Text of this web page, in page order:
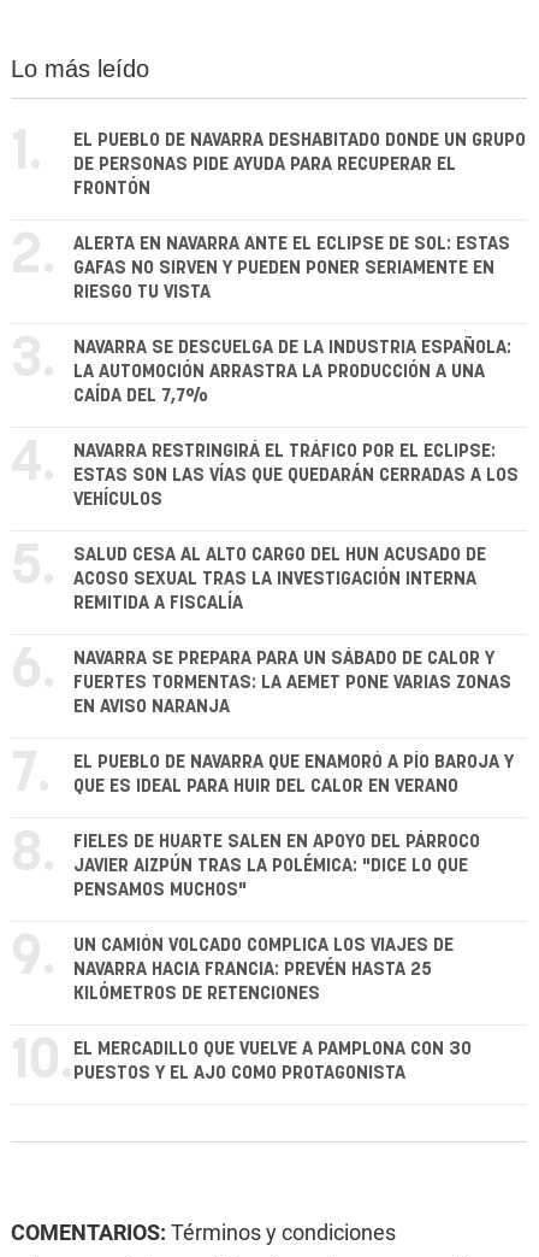
Lo más leído
1.
EL PUEBLO DE NAVARRA DESHABITADO DONDE UN GRUPO
DE PERSONAS PIDE AYUDA PARA RECUPERAR EL
FRONTÓN
2.
ALERTA EN NAVARRA ANTE EL ECLIPSE DE SOL: ESTAS
GAFAS NO SIRVEN Y PUEDEN PONER SERIAMENTE EN
RIESGO TU VISTA
3.
NAVARRA SE DESCUELGA DE LA INDUSTRIA ESPAÑOLA:
LA AUTOMOCIÓN ARRASTRA LA PRODUCCIÓN A UNA
CAÍDA DEL 7,7%
4.
NAVARRA RESTRINGIRÁ EL TRÁFICO POR EL ECLIPSE:
ESTAS SON LAS VÍAS QUE QUEDARÁN CERRADAS A LOS
VEHÍCULOS
5.
SALUD CESA AL ALTO CARGO DEL HUN ACUSADO DE
ACOSO SEXUAL TRAS LA INVESTIGACIÓN INTERNA
REMITIDA A FISCALÍA
6.
NAVARRA SE PREPARA PARA UN SÁBADO DE CALOR Y
FUERTES TORMENTAS: LA AEMET PONE VARIAS ZONAS
EN AVISO NARANJA
7.
EL PUEBLO DE NAVARRA QUE ENAMORÓ A PÍO BAROJA Y
QUE ES IDEAL PARA HUIR DEL CALOR EN VERANO
8.
FIELES DE HUARTE SALEN EN APOYO DEL PÁRROCO
JAVIER AIZPÚN TRAS LA POLÉMICA: "DICE LO QUE
PENSAMOS MUCHOS"
9.
UN CAMIÓN VOLCADO COMPLICA LOS VIAJES DE
NAVARRA HACIA FRANCIA: PREVÉN HASTA 25
KILÓMETROS DE RETENCIONES
10. EL MERCADILLO QUE VUELVE A PAMPLONA CON 30
PUESTOS Y EL AJO COMO PROTAGONISTA
COMENTARIOS: Términos y condiciones